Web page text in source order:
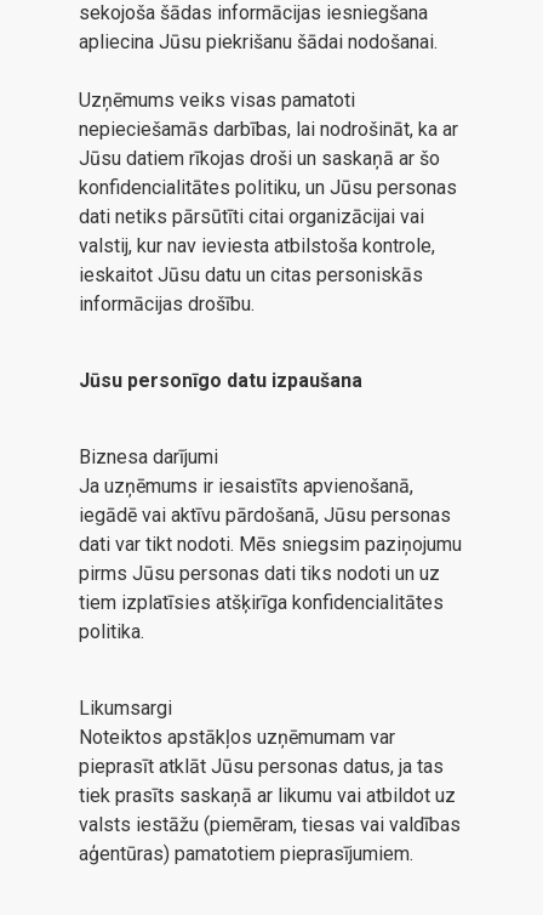
sekojoša šādas informācijas iesniegšana
apliecina Jūsu piekrišanu šādai nodošanai.
Uzņēmums veiks visas pamatoti
nepieciešamās darbības, lai nodrošināt, ka ar
Jūsu datiem rīkojas droši un saskaņā ar šo
konfidencialitātes politiku, un Jūsu personas
dati netiks pārsūtīti citai organizācijai vai
valstij, kur nav ieviesta atbilstoša kontrole,
ieskaitot Jūsu datu un citas personiskās
informācijas drošību.
Jūsu personīgo datu izpaušana
Biznesa darījumi
Ja uzņēmums ir iesaistīts apvienošanā,
iegādē vai aktīvu pārdošanā, Jūsu personas
dati var tikt nodoti. Mēs sniegsim paziņojumu
pirms Jūsu personas dati tiks nodoti un uz
tiem izplatīsies atšķirīga konfidencialitātes
politika.
Likumsargi
Noteiktos apstākļos uzņēmumam var
pieprasīt atklāt Jūsu personas datus, ja tas
tiek prasīts saskaņā ar likumu vai atbildot uz
valsts iestāžu (piemēram, tiesas vai valdības
aģentūras) pamatotiem pieprasījumiem.